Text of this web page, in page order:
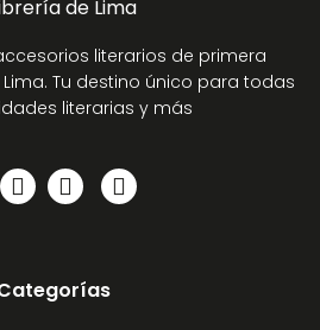
literarios de primera
Tu destino único para todas
literarias y más